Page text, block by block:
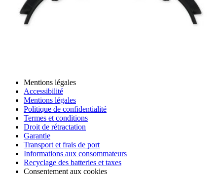
Ressources
Presse
Mentions légales
Accessibilité
Mentions légales
Politique de confidentialité
Termes et conditions
Droit de rétractation
Garantie
Transport et frais de port
Informations aux consommateurs
Recyclage des batteries et taxes
Consentement aux cookies